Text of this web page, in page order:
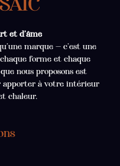
et d’âme
marque — c’est une
forme et chaque
nous proposons est
apporter à votre intérieur
chaleur.